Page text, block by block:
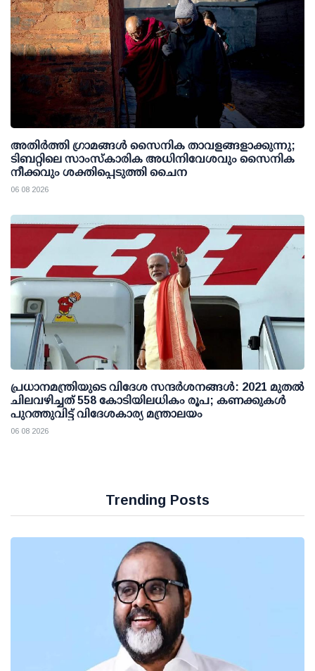
അതിര്‍ത്തി ഗ്രാമങ്ങള്‍ സൈനിക താവളങ്ങളാക്കുന്നു;
ടിബറ്റിലെ സാംസ്‌കാരിക അധിനിവേശവും സൈനിക
നീക്കവും ശക്തിപ്പെടുത്തി ചൈന
06 08 2026
പ്രധാനമന്ത്രിയുടെ വിദേശ സന്ദർശനങ്ങൾ: 2021 മുതൽ
ചിലവഴിച്ചത് 558 കോടിയിലധികം രൂപ; കണക്കുകൾ
പുറത്തുവിട്ട് വിദേശകാര്യ മന്ത്രാലയം
06 08 2026
Trending Posts